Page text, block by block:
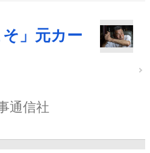
そ」元カー
通信社